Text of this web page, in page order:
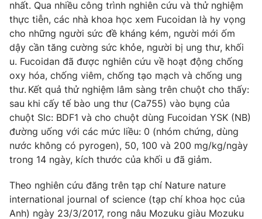
Hậu trường
Nhân vật
Khán giả
Giải sao mai
Điện ảnh
Âm nhạc
Sao
Đời sống
Du lịch
Làm đẹp
Chất lượng cuộc sống
Giáo dục
Tuyển sinh
Học trực tuyến
Công nghệ
Hitech Công nghệ tương lai
Sản phẩm
Thị trường
Tư vấn
Giao lưu trực tuyến
Lịch phát sóng
Chuyên mục khác
nhất. Qua nhiều công trình nghiên cứu và thử nghiệm
thực tiễn, các nhà khoa học xem Fucoidan là hy vọng
cho những người sức đề kháng kém, người mới ốm
dậy cần tăng cường sức khỏe, người bị ung thư, khối
u. Fucoidan đã được nghiên cứu về hoạt động chống
oxy hóa, chống viêm, chống tạo mạch và chống ung
thư. Kết quả thử nghiệm lâm sàng trên chuột cho thấy:
sau khi cấy tế bào ung thư (Ca755) vào bụng của
chuột Slc: BDF1 và cho chuột dùng Fucoidan YSK (NB)
đường uống với các mức liều: 0 (nhóm chứng, dùng
nước không có pyrogen), 50, 100 và 200 mg/kg/ngày
trong 14 ngày, kích thước của khối u đã giảm.
Theo nghiên cứu đăng trên tạp chí Nature nature
international journal of science (tạp chí khoa học của
Anh) ngày 23/3/2017, rong nâu Mozuku giàu Mozuku